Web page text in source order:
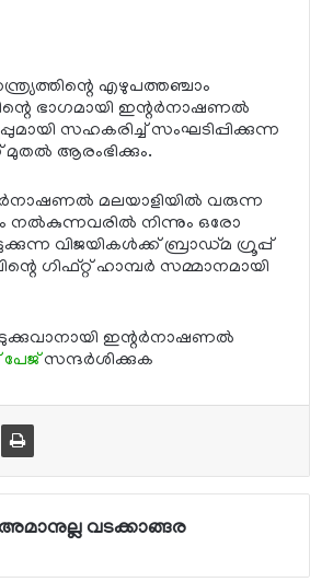
എഴുപത്തഞ്ചാം
ഭാഗമായി ഇന്റര്‍നാഷണല്‍
സഹകരിച്ച് സംഘടിപ്പിക്കുന്ന
മുതല്‍ ആരംഭിക്കും.
മലയാളിയില്‍ വരുന്ന
നല്‍കുന്നവരില്‍ നിന്നും ഒരോ
വിജയികള്‍ക്ക് ബ്രാഡ്മ ഗ്രൂപ്പ്
ഗിഫ്റ്റ് ഹാമ്പര്‍ സമ്മാനമായി
ഇന്റര്‍നാഷണല്‍
സന്ദര്‍ശിക്കുക
വടക്കാങ്ങര